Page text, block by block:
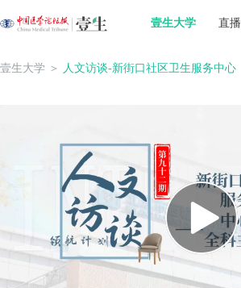
壹生大学 直播
壹生大学 ＞ 人文访谈-新街口社区卫生服务中心